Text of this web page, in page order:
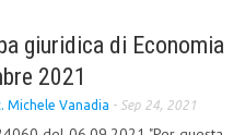
giuridica di Economia
2021
Michele Vanadia - Sep 24, 2021